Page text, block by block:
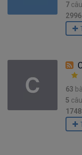
7
2996
63
5
1748